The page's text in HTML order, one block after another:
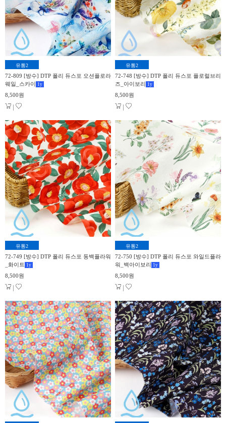
유통2
72-809 [방수] DTP 폴리 듀스포 오션플로라
웨일_스카이 1 y
8,500원
|
유통2
72-748 [방수] DTP 폴리 듀스포 플로럴브리
즈_아이보리 1 y
8,500원
|
유통2
72-749 [방수] DTP 폴리 듀스포 동백플라워
_화이트 1 y
8,500원
|
유통2
72-750 [방수] DTP 폴리 듀스포 와일드플라
워_백아이보리 1 y
8,500원
|